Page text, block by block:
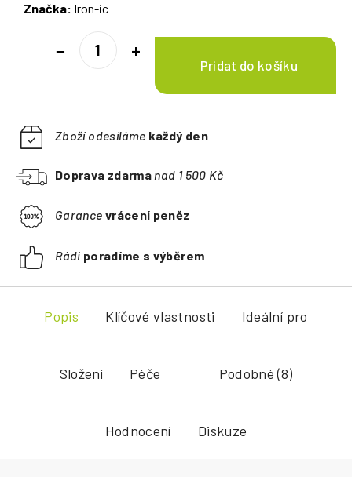
Značka: Iron-ic
+
−
Zboží odesíláme každý den
Doprava zdarma nad 1 500 Kč
Garance vrácení peněz
Rádi poradíme s výběrem
Popis Klíčové vlastnosti Ideální pro
Složení Péče Podobné (8)
Hodnocení Diskuze